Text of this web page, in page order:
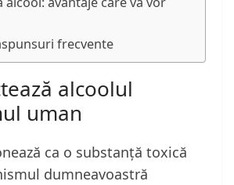
frecvente
alcoolul
uman
ca o substanță toxică
dumneavoastră